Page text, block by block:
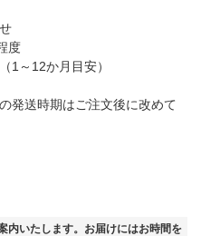
度
1～12か月目安）
発送時期はご注文後に改めて
内いたします。お届けにはお時間を